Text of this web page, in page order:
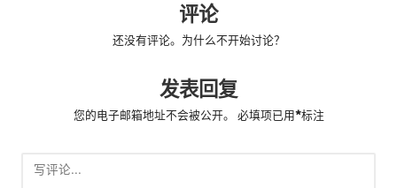
评论
还没有评论。为什么不开始讨论？
发表回复
您的电子邮箱地址不会被公开。 必填项已用*标注